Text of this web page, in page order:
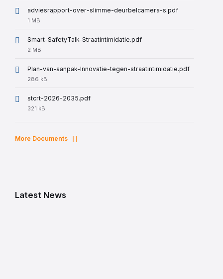
adviesrapport-over-slimme-deurbelcamera-s.pdf
File
1 MB
Smart-SafetyTalk-Straatintimidatie.pdf
File
2 MB
Plan-van-aanpak-Innovatie-tegen-straatintimidatie.pdf
File
286 kB
stcrt-2026-2035.pdf
File
321 kB
More Documents
Latest News